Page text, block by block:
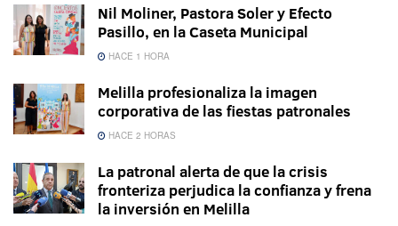
Nil Moliner, Pastora Soler y Efecto
Pasillo, en la Caseta Municipal
HACE 1 HORA
Melilla profesionaliza la imagen
corporativa de las fiestas patronales
HACE 2 HORAS
La patronal alerta de que la crisis
fronteriza perjudica la confianza y frena
la inversión en Melilla